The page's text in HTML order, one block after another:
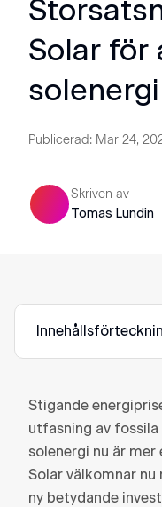
Solar för
Publicerad: Mar 24,
Skriven av
Tomas Lundin
Stigande
utfasning av
solenergi nu är
Solar välkomnar
ny betydande